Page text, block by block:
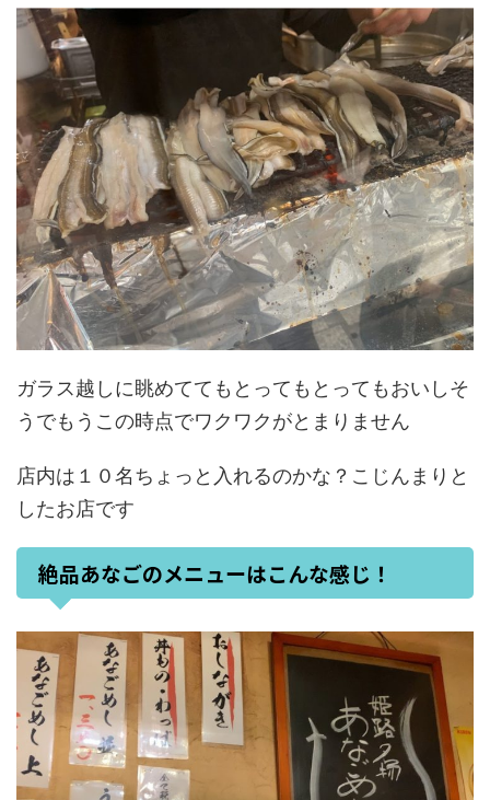
ガラス越しに眺めててもとってもとってもおいしそ
うでもうこの時点でワクワクがとまりません
店内は１０名ちょっと入れるのかな？こじんまりと
したお店です
絶品あなごのメニューはこんな感じ！